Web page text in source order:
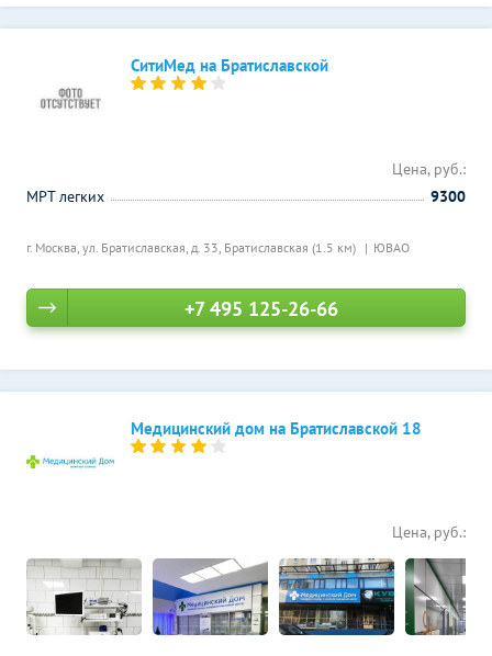
СитиМед на Братиславской
г. Москва, ул. Братиславская, д. 33, Братиславская (1.5 км) ЮВАО
Цена, руб.:
МРТ легких
9300
+7 495 125-26-66
Медицинский дом на Братиславской 18
Цена, руб.: